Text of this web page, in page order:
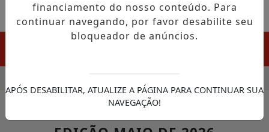
financiamento do nosso conteúdo. Para
continuar navegando, por favor desabilite seu
bloqueador de anúncios.
APÓS DESABILITAR, ATUALIZE A PÁGINA PARA CONTINUAR SUA
NAVEGAÇÃO!